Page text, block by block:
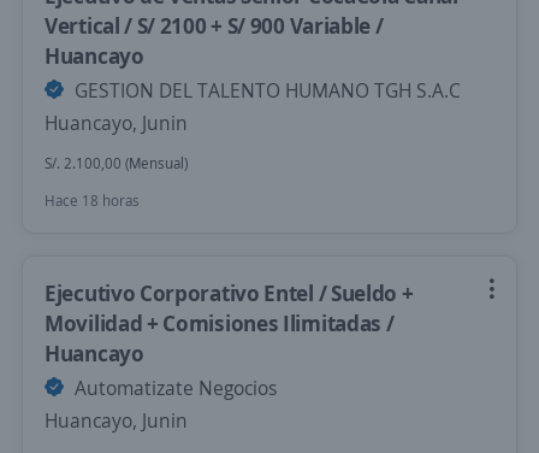
Vertical / S/ 2100 + S/ 900 Variable /
Huancayo
GESTION DEL TALENTO HUMANO TGH S.A.C
Huancayo, Junin
S/. 2.100,00 (Mensual)
Hace 18 horas
Ejecutivo Corporativo Entel / Sueldo +
Movilidad + Comisiones Ilimitadas /
Huancayo
Automatizate Negocios
Huancayo, Junin